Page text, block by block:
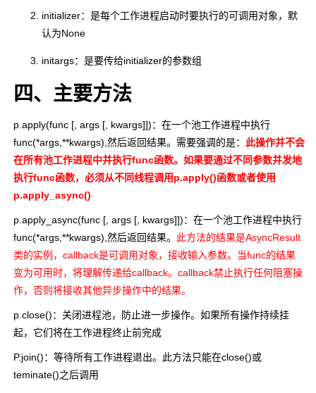
initializer：是每个工作进程启动时要执行的可调用对象，默
认为None
initargs：是要传给initializer的参数组
四、主要方法
p.apply(func [, args [, kwargs]])：在一个池工作进程中执行
func(*args,**kwargs),然后返回结果。需要强调的是： 此操作并不会
在所有池工作进程中并执行func函数。如果要通过不同参数并发地
执行func函数，必须从不同线程调用p.apply()函数或者使用
p.apply_async()
p.apply_async(func [, args [, kwargs]])：在一个池工作进程中执行
func(*args,**kwargs),然后返回结果。 此方法的结果是AsyncResult
类的实例，callback是可调用对象，接收输入参数。当func的结果
变为可用时，将理解传递给callback。callback禁止执行任何阻塞操
作，否则将接收其他异步操作中的结果。
p.close()：关闭进程池，防止进一步操作。如果所有操作持续挂
起，它们将在工作进程终止前完成
P.join()：等待所有工作进程退出。此方法只能在close()或
teminate()之后调用